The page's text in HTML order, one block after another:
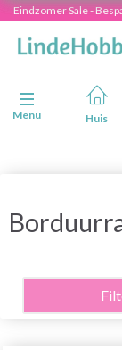
Eindzomer Sale -
Navigatie in-/
Menu
Huis